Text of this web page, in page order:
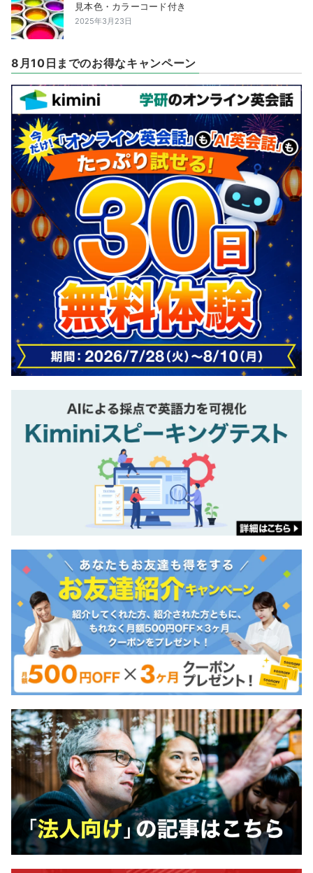
見本色・カラーコード付き
2025年3月23日
8月10日までのお得なキャンペーン